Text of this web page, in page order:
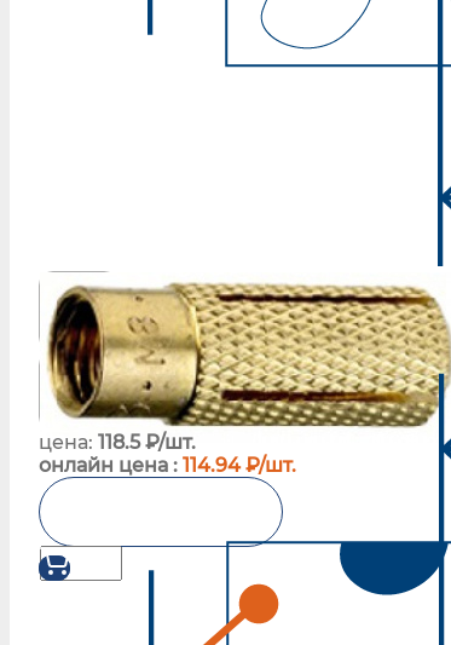
цена: 118.5 ₽/шт.
онлайн цена : 114.94 ₽/шт.